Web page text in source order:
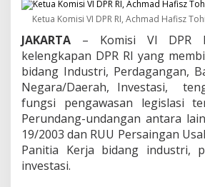
i
c
a
r
a
a
n
o
m
i
s
Ketua Komisi VI DPR RI, Achmad Hafisz
JAKARTA – Komisi VI DPR
kelengkapan DPR RI yang
bidang Industri, Perdagangan,
Negara/Daerah, Investasi,
fungsi pengawasan legislasi
Perundang-undangan antara
19/2003 dan RUU Persaingan
Panitia Kerja bidang industri,
investasi.